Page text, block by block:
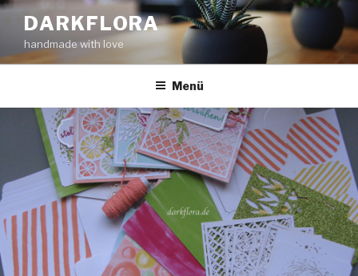
Zum
Inhalt
springen
DARKFLORA
handmade with love
Menü